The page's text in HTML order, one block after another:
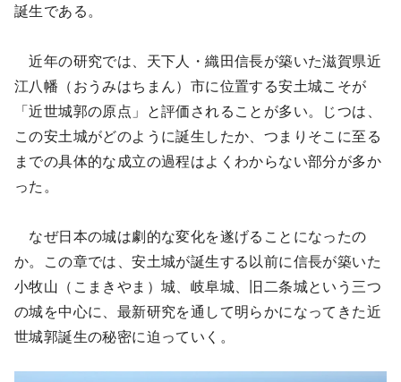
誕生である。
近年の研究では、天下人・織田信長が築いた滋賀県近
江八幡（おうみはちまん）市に位置する安土城こそが
「近世城郭の原点」と評価されることが多い。じつは、
この安土城がどのように誕生したか、つまりそこに至る
までの具体的な成立の過程はよくわからない部分が多か
った。
なぜ日本の城は劇的な変化を遂げることになったの
か。この章では、安土城が誕生する以前に信長が築いた
小牧山（こまきやま）城、岐阜城、旧二条城という三つ
の城を中心に、最新研究を通して明らかになってきた近
世城郭誕生の秘密に迫っていく。